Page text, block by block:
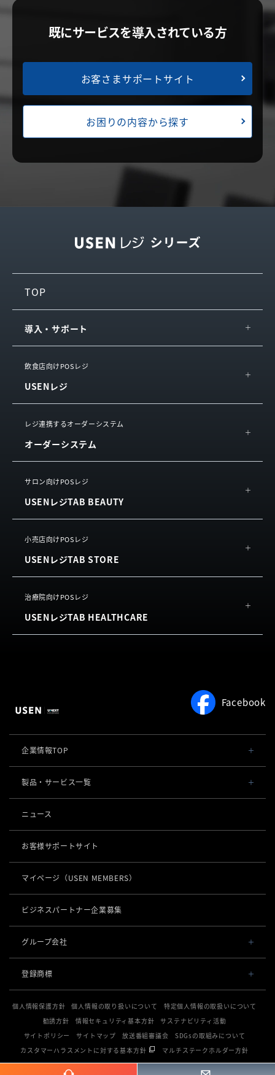
既にサービスを導入されている方
お客さまサポートサイト
お困りの内容から探す
TOP
導入・サポート
IT導入補助金
導入の流れ・サポート
飲食店向けPOSレジ
USENレジ
概要
機能
よくある質問
利用規約
レジ連携するオーダーシステム
オーダーシステム
USEN ハンディ
USEN Mobile Order
USEN Ticket & Pay
サロン向けPOSレジ
USENレジTAB BEAUTY
概要
機能
小売店向けPOSレジ
USENレジTAB STORE
概要
機能
治療院向けPOSレジ
USENレジTAB HEALTHCARE
Facebook
企業情報TOP
会社概要・役員一覧
社長メッセージ
事業所一覧
店舗DX
サスティナビリティ
採用情報
製品・サービス一覧
POSレジ 他
USENセルフレジ
USENレジTAB STORE
勤怠管理「USEN スタッフシフト」
オーダーシステム
USEN ハンディ
USEN Mobile Order
USEN Tablet Order
USEN Order & Pay
キャッシュレス決済
USEN PAY
USEN PAY
USEN PAY ENTRY
USEN PAY QR
ロボティクス
KettyBot Pro（配膳）
BellaBot Pro（配膳）
PUDU CC1（清掃）
KLEENBOT C30（清掃）
USEN SMART RESERVE
ヒトサラ
SAVOR JAPAN
アプリンク
サロン向け予約システム
「USEN RESERVE BEAUTY」
USEN MUSIC Entertainment
OTORAKU -音・楽-
CM録音機能つきBGM
通信
USEN AIR UNLIMITED
USEN AIR
USEN光
電話
USEN PHONE
防犯カメラ
導入事例
ニュース
お客様サポートサイト
マイページ （USEN MEMBERS）
ビジネスパートナー企業募集
グループ会社
USEN & U-NEXT GROUP
株式会社 U-NEXT HOLDINGS
登録商標
登録第７０２６８８０号
登録第６６５８３１３号
登録第６６１８６０３号
登録第６３８６７４６号
登録第６１５８６１６号
個人情報保護方針 個人情報の取り扱いについて
特定個人情報の取扱いについて
勧誘方針
情報セキュリティ基本方針
サステナビリティ活動
サイトポリシー
サイトマップ 放送番組審議会
SDGsの取組みについて
カスタマーハラスメントに対する基本方針
マルチステークホルダー方針